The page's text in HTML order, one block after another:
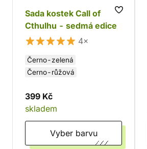
Sada kostek Call of
Cthulhu - sedmá edice
4×
Černo-zelená
Černo-růžová
399 Kč
skladem
Vyber barvu